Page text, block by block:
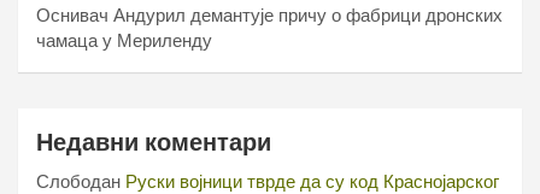
Оснивач Андурил демантује причу о фабрици дронских
чамаца у Мериленду
Недавни коментари
Слободан Руски војници тврде да су код Краснојарског